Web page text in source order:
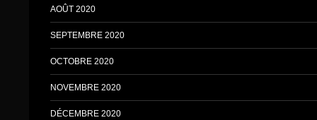
AOÛT 2020
SEPTEMBRE 2020
OCTOBRE 2020
NOVEMBRE 2020
DÉCEMBRE 2020